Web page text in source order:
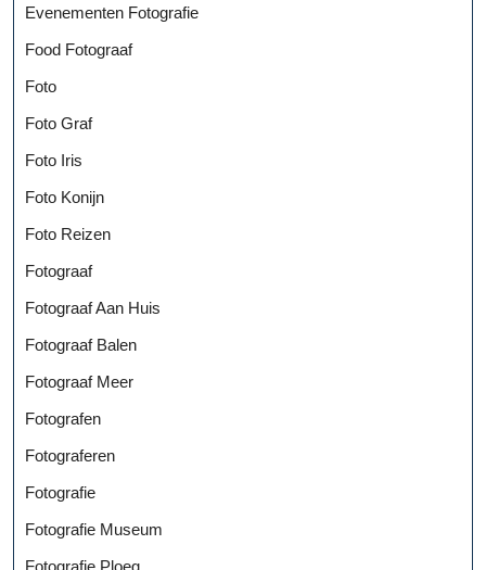
Evenementen Fotografie
Food Fotograaf
Foto
Foto Graf
Foto Iris
Foto Konijn
Foto Reizen
Fotograaf
Fotograaf Aan Huis
Fotograaf Balen
Fotograaf Meer
Fotografen
Fotograferen
Fotografie
Fotografie Museum
Fotografie Ploeg